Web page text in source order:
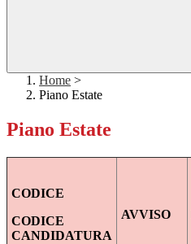
Home >
Piano Estate
Piano Estate
CODICE
CODICE
CANDIDATURA
AVVISO